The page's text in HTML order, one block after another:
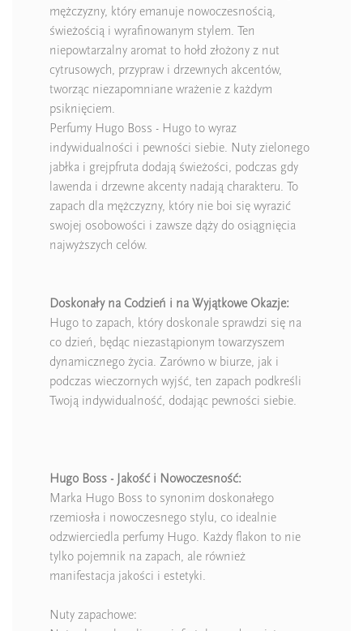
mężczyzny, który emanuje nowoczesnością,
świeżością i wyrafinowanym stylem. Ten
niepowtarzalny aromat to hołd złożony z nut
cytrusowych, przypraw i drzewnych akcentów,
tworząc niezapomniane wrażenie z każdym
psiknięciem.
Perfumy Hugo Boss - Hugo to wyraz
indywidualności i pewności siebie. Nuty zielonego
jabłka i grejpfruta dodają świeżości, podczas gdy
lawenda i drzewne akcenty nadają charakteru. To
zapach dla mężczyzny, który nie boi się wyrazić
swojej osobowości i zawsze dąży do osiągnięcia
najwyższych celów.
Doskonały na Codzień i na Wyjątkowe Okazje:
Hugo to zapach, który doskonale sprawdzi się na
co dzień, będąc niezastąpionym towarzyszem
dynamicznego życia. Zarówno w biurze, jak i
podczas wieczornych wyjść, ten zapach podkreśli
Twoją indywidualność, dodając pewności siebie.
Hugo Boss - Jakość i Nowoczesność:
Marka Hugo Boss to synonim doskonałego
rzemiosła i nowoczesnego stylu, co idealnie
odzwierciedla perfumy Hugo. Każdy flakon to nie
tylko pojemnik na zapach, ale również
manifestacja jakości i estetyki.
Nuty zapachowe: